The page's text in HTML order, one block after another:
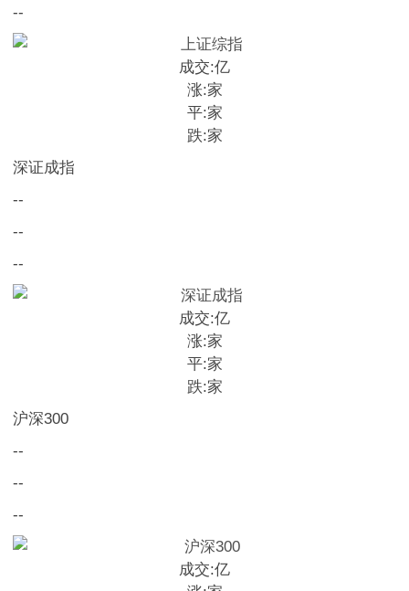
--
成交:亿
涨:家
平:家
跌:家
深证成指
--
--
--
成交:亿
涨:家
平:家
跌:家
沪深300
--
--
--
成交:亿